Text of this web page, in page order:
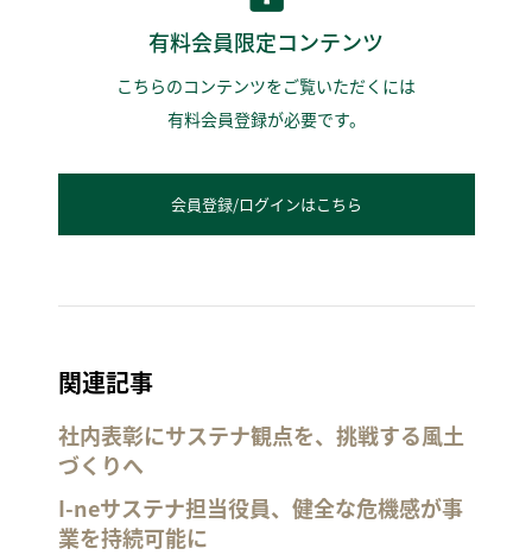
有料会員限定コンテンツ
こちらのコンテンツをご覧いただくには
有料会員登録が必要です。
会員登録/ログインはこちら
関連記事
社内表彰にサステナ観点を、挑戦する風土
づくりへ
I-neサステナ担当役員、健全な危機感が事
業を持続可能に